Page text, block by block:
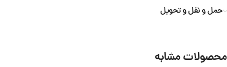
حمل و نقل و تحویل
محصولات مشابه